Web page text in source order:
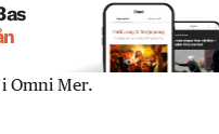
Omni Mer.